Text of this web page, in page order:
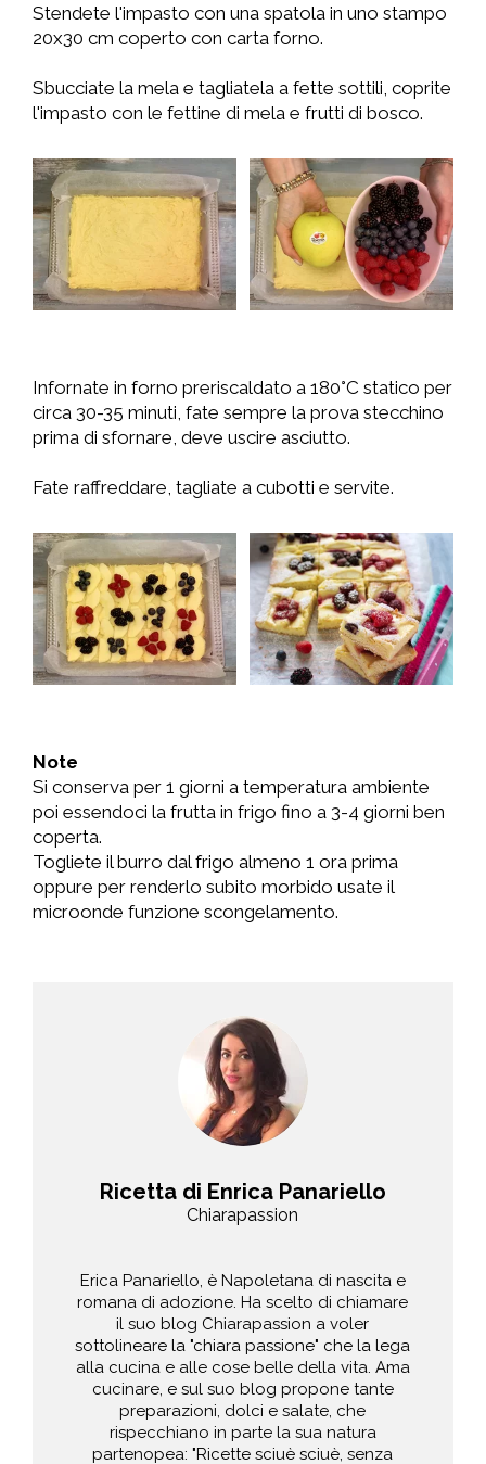
Stendete l'impasto con una spatola in uno stampo
20x30 cm coperto con carta forno.
Sbucciate la mela e tagliatela a fette sottili, coprite
l'impasto con le fettine di mela e frutti di bosco.
Infornate in forno preriscaldato a 180°C statico per
circa 30-35 minuti, fate sempre la prova stecchino
prima di sfornare, deve uscire asciutto.
Fate raffreddare, tagliate a cubotti e servite.
Note
Si conserva per 1 giorni a temperatura ambiente
poi essendoci la frutta in frigo fino a 3-4 giorni ben
coperta.
Togliete il burro dal frigo almeno 1 ora prima
oppure per renderlo subito morbido usate il
microonde funzione scongelamento.
Ricetta di Enrica Panariello
Chiarapassion
Erica Panariello, è Napoletana di nascita e
romana di adozione. Ha scelto di chiamare
il suo blog Chiarapassion a voler
sottolineare la "chiara passione" che la lega
alla cucina e alle cose belle della vita. Ama
cucinare, e sul suo blog propone tante
preparazioni, dolci e salate, che
rispecchiano in parte la sua natura
partenopea: "Ricette sciuè sciuè, senza